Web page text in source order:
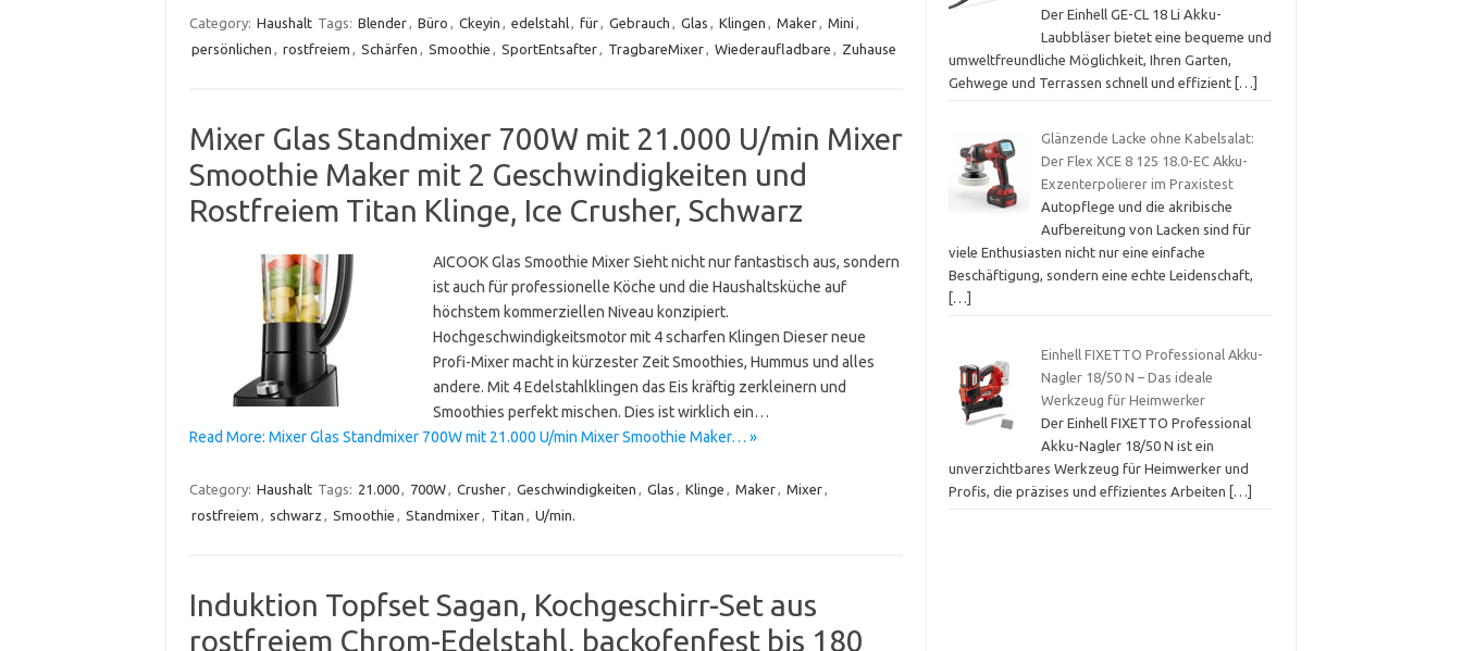
Category: Haushalt Tags: Blender, Büro , Ckeyin , edelstahl, für, Gebrauch , Glas , Klingen , Maker, Mini ,
persönlichen , rostfreiem , Schärfen , Smoothie , SportEntsafter, TragbareMixer, Wiederaufladbare , Zuhause
Mixer Glas Standmixer 700W mit 21.000 U/min Mixer
Smoothie Maker mit 2 Geschwindigkeiten und
Rostfreiem Titan Klinge, Ice Crusher, Schwarz
AICOOK Glas Smoothie Mixer Sieht nicht nur fantastisch aus, sondern
ist auch für professionelle Köche und die Haushaltsküche auf
höchstem kommerziellen Niveau konzipiert.
Hochgeschwindigkeitsmotor mit 4 scharfen Klingen Dieser neue
Profi-Mixer macht in kürzester Zeit Smoothies, Hummus und alles
andere. Mit 4 Edelstahlklingen das Eis kräftig zerkleinern und
Smoothies perfekt mischen. Dies ist wirklich ein…
Read More: Mixer Glas Standmixer 700W mit 21.000 U/min Mixer Smoothie Maker… »
Category: Haushalt Tags: 21.000, 700W, Crusher, Geschwindigkeiten , Glas , Klinge , Maker, Mixer,
rostfreiem , schwarz , Smoothie , Standmixer, Titan , U/min.
Induktion Topfset Sagan, Kochgeschirr-Set aus
rostfreiem Chrom-Edelstahl, backofenfest bis 180
Der Einhell GE-CL 18 Li Akku-
Laubbläser bietet eine bequeme und
umweltfreundliche Möglichkeit, Ihren Garten,
Gehwege und Terrassen schnell und effizient […]
Glänzende Lacke ohne Kabelsalat:
Der Flex XCE 8 125 18.0-EC Akku-
Exzenterpolierer im Praxistest
Autopflege und die akribische
Aufbereitung von Lacken sind für
viele Enthusiasten nicht nur eine einfache
Beschäftigung, sondern eine echte Leidenschaft,
[…]
Einhell FIXETTO Professional Akku-
Nagler 18/50 N – Das ideale
Werkzeug für Heimwerker
Der Einhell FIXETTO Professional
Akku-Nagler 18/50 N ist ein
unverzichtbares Werkzeug für Heimwerker und
Profis, die präzises und effizientes Arbeiten
[…]